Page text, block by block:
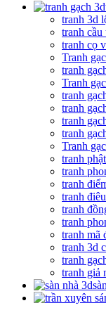
tranh 3d
tranh cầu
tranh cọ
Tranh
tranh
Tranh
tranh
tranh
tranh
tranh
Tranh
tranh phật
tranh
tranh
tranh
tranh
tranh
tranh mã
tranh 3d
tranh
tranh giả